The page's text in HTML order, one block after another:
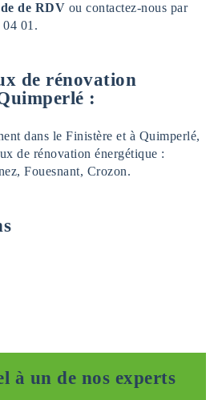
de RDV ou contactez-nous par
04 01.
de rénovation
:
dans le Finistère et à Quimperlé,
de rénovation énergétique :
Fouesnant, Crozon.
à un de nos experts